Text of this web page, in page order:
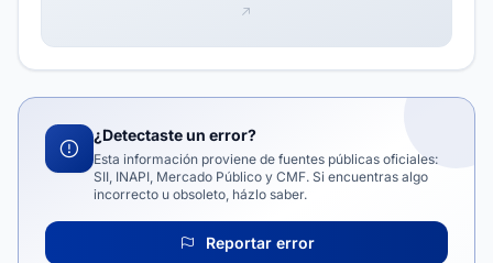
¿Detectaste un error?
Esta información proviene de fuentes públicas oficiales:
SII, INAPI, Mercado Público y CMF. Si encuentras algo
incorrecto u obsoleto, házlo saber.
Reportar error